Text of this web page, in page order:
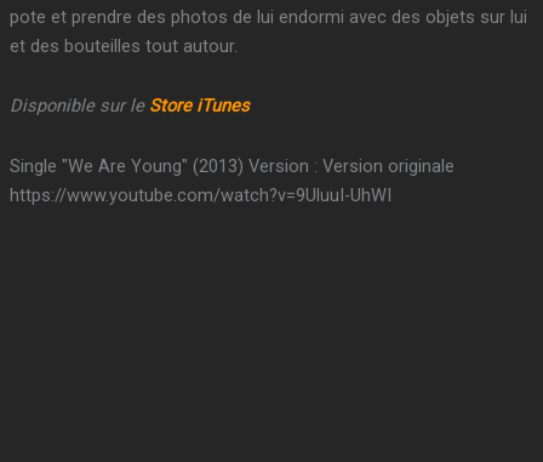
pote et prendre des photos de lui endormi avec des objets sur lui
et des bouteilles tout autour.
Disponible sur le Store iTunes
Single "We Are Young" (2013) Version : Version originale
https://www.youtube.com/watch?v=9UluuI-UhWI